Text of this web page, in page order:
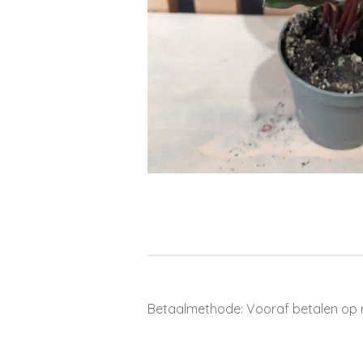
Betaalmethode: Vooraf betalen op